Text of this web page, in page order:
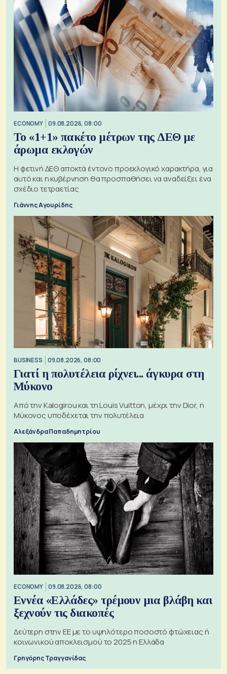
ECONOMY 09.08.2026, 08:00
Το «1+1» πακέτο μέτρων της ΔΕΘ με
άρωμα εκλογών
Η φετινή ΔΕΘ αποκτά έντονο προεκλογικό χαρακτήρα, για
αυτό και η κυβέρνηση θα προσπαθήσει να αναδείξει ένα
σχέδιο τετραετίας
Γιάννης Αγουρίδης
BUSINESS 09.08.2026, 08:00
Γιατί η πολυτέλεια ρίχνει... άγκυρα στη
Μύκονο
Από την Kalogirou και τη Louis Vuitton, μέχρι την Dior, η
Μύκονος υποδέχεται την πολυτέλεια
Αλεξάνδρα Παπαδημητρίου
ECONOMY 09.08.2026, 08:00
Εννέα «Ελλάδες» τρέμουν μια βλάβη και
ξεχνούν τις διακοπές
Δεύτερη στην ΕΕ με το υψηλότερο ποσοστό φτώχειας ή
κοινωνικού αποκλεισμού το 2025 η Ελλάδα
Γρηγόρης Τραγγανίδας